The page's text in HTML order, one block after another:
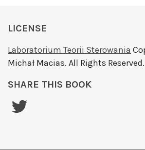
LICENSE
Laboratorium Teorii Sterowania
Michał Macias. All Rights Reserved.
SHARE THIS BOOK